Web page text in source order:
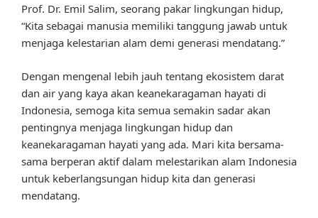
Prof. Dr. Emil Salim, seorang pakar lingkungan hidup,
“Kita sebagai manusia memiliki tanggung jawab untuk
menjaga kelestarian alam demi generasi mendatang.”
Dengan mengenal lebih jauh tentang ekosistem darat
dan air yang kaya akan keanekaragaman hayati di
Indonesia, semoga kita semua semakin sadar akan
pentingnya menjaga lingkungan hidup dan
keanekaragaman hayati yang ada. Mari kita bersama-
sama berperan aktif dalam melestarikan alam Indonesia
untuk keberlangsungan hidup kita dan generasi
mendatang.